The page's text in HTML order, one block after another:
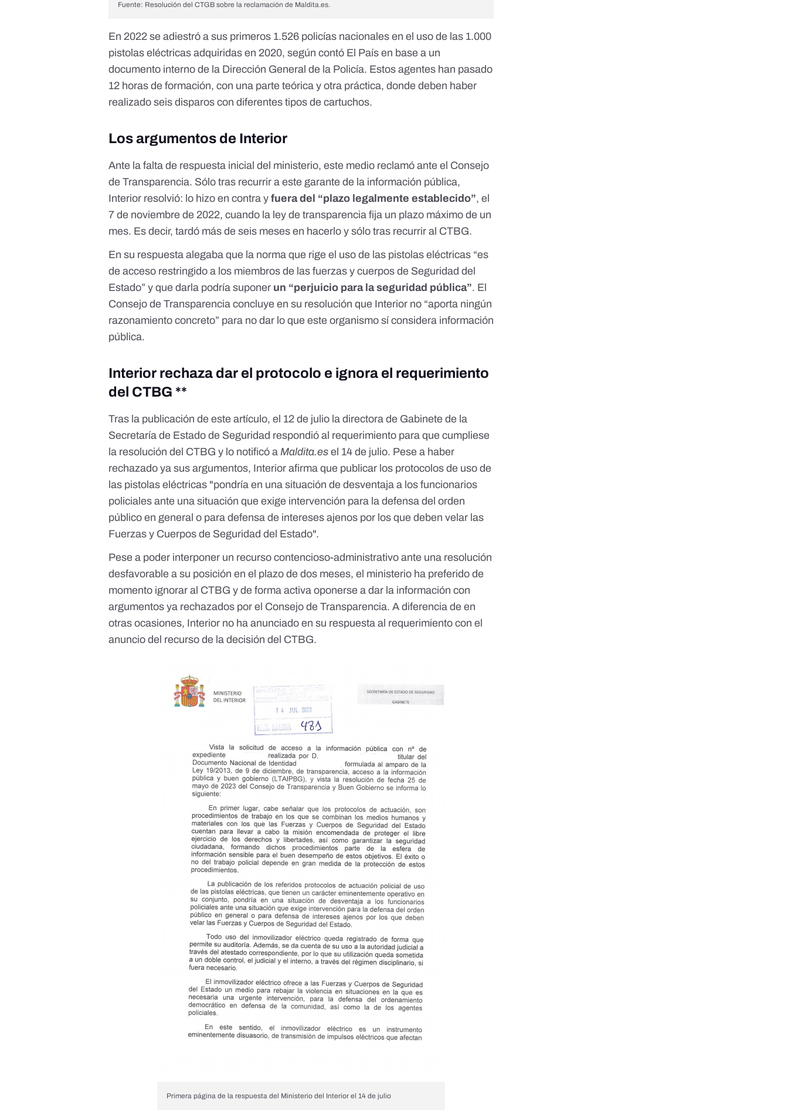
Fuente: Resolución del CTGB sobre la reclamación de Maldita.es.
En 2022 se adiestró a sus primeros 1.526 policías nacionales en el uso de las 1.000
pistolas eléctricas adquiridas en 2020, segúncontó El País en base a un
documento interno de la Dirección General de la Policía. Estos agentes han pasado
12 horas de formación, con una parte teórica y otra práctica, donde deben haber
realizado seis disparos con diferentes tipos de cartuchos.
Los argumentos de Interior
Ante la falta de respuesta inicial del ministerio, este medio reclamó ante el Consejo
de Transparencia. Sólo tras recurrir a este garante de la información pública,
Interior resolvió: lo hizo en contra y fuera del “plazo legalmente establecido”, el
7 de noviembre de 2022, cuando la ley de transparencia fija un plazo máximo de un
mes. Es decir, tardó más de seis meses en hacerlo y sólo tras recurrir al CTBG.
En su respuesta alegaba que la norma que rige el uso de las pistolas eléctricas “es
de acceso restringido a los miembros de las fuerzas y cuerpos de Seguridad del
Estado” y que darla podría suponer un “perjuicio para la seguridad pública”. El
Consejo de Transparencia concluye en su resolución que Interior no “aporta ningún
razonamiento concreto” para no dar lo que este organismo sí considera información
pública.
Interior rechaza dar el protocolo e ignora el requerimiento
del CTBG **
Tras la publicación de este artículo, el 12 de julio la directora de Gabinete de la
Secretaría de Estado de Seguridad respondió al requerimiento para que cumpliese
la resolución del CTBG y lo notificó aMaldita.es el 14 de julio. Pese a haber
rechazado ya sus argumentos, Interior afirma que publicar los protocolos de uso de
las pistolas eléctricas "pondría en una situación de desventaja a los funcionarios
policiales ante una situación que exige intervención para la defensa del orden
público en general o para defensa de intereses ajenos por los que deben velar las
Fuerzas y Cuerpos de Seguridad del Estado".
Pese a poder interponer un recurso contencioso-administrativo ante una resolución
desfavorable a su posición en el plazo de dos meses, el ministerio ha preferido de
momento ignorar al CTBG y de forma activa oponerse a dar la información con
argumentos ya rechazados por el Consejo de Transparencia. A diferencia deen
otras ocasiones, Interior no ha anunciado en su respuesta al requerimiento con el
anuncio del recurso de la decisión del CTBG.
Primera página de la respuesta del Ministerio del Interior el 14 de julio